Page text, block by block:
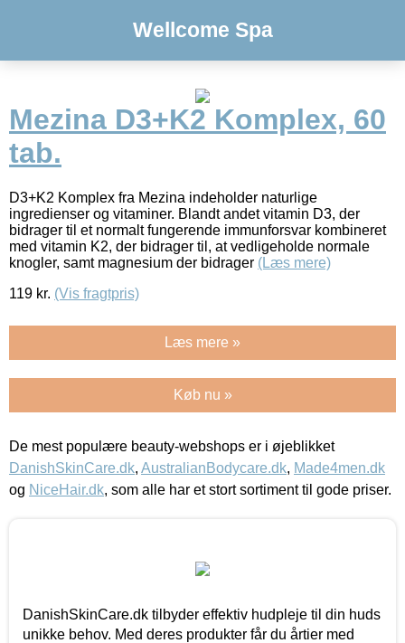
Wellcome Spa
Mezina D3+K2 Komplex, 60
tab.
D3+K2 Komplex fra Mezina indeholder naturlige
ingredienser og vitaminer. Blandt andet vitamin D3, der
bidrager til et normalt fungerende immunforsvar kombineret
med vitamin K2, der bidrager til, at vedligeholde normale
knogler, samt magnesium der bidrager (Læs mere)
119 kr. (Vis fragtpris)
Læs mere »
Køb nu »
De mest populære beauty-webshops er i øjeblikket
DanishSkinCare.dk, AustralianBodycare.dk, Made4men.dk
og NiceHair.dk, som alle har et stort sortiment til gode priser.
DanishSkinCare.dk tilbyder effektiv hudpleje til din huds
unikke behov. Med deres produkter får du årtier med